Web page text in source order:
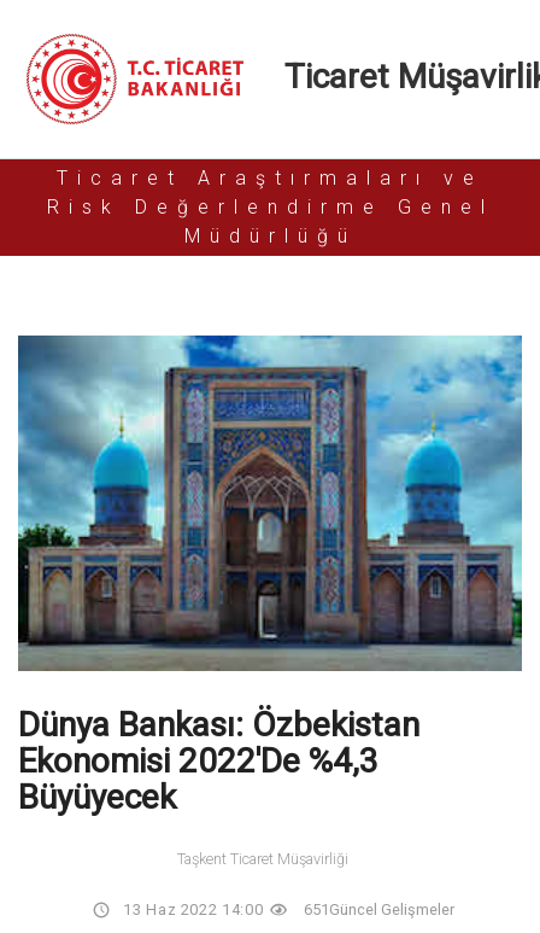
Ticaret
Ticaret Araştırmaları ve
Risk Değerlendirme Genel
Müdürlüğü
Dünya Bankası: Özbekistan
Ekonomisi 2022'de %4,3
Büyüyecek
Taşkent Ticaret Müşavirliği
13 Haz 2022 14:00 651 Güncel Gelişmeler